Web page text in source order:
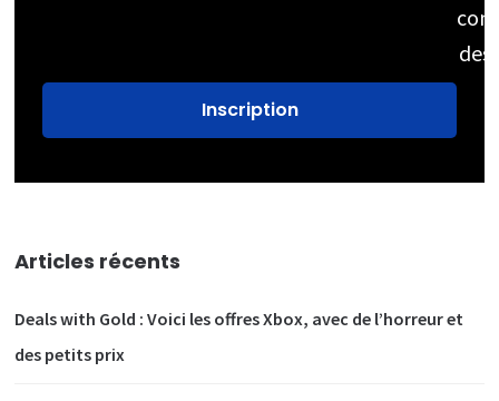
des
Articles récents
Deals with Gold : Voici les offres Xbox, avec de l’horreur et
des petits prix